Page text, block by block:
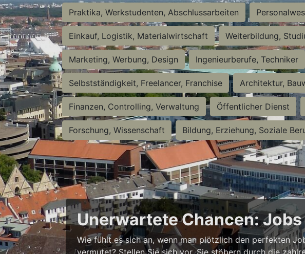
Praktika, Werkstudenten, Abschlussarbeiten
Einkauf, Logistik, Materialwirtschaft Weiterbildung,
Marketing, Werbung, Design Ingenieurberufe, Techniker
Selbstständigkeit, Freelancer, Franchise Architektur,
Finanzen, Controlling, Verwaltung Öffentlicher Dienst
Forschung, Wissenschaft Bildung, Erziehung, Soziale
Unerwartete Chancen:
Wie fühlt es sich an, wenn man plötzlich den perfekten